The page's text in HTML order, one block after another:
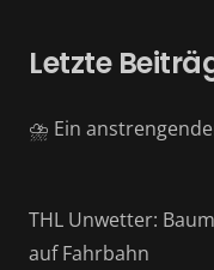
Letzte
⛈️ Ein
THL Unwetter:
auf Fahrbahn